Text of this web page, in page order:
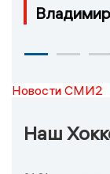
Новости СМИ2
Наш